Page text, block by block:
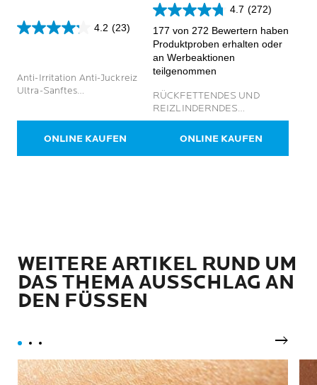
4.2 (23)
4.2
Sternen.
23
Anti-Irritation Anti-Juckreiz
Ultra-Sanftes
ONLINE KAUFEN
4.7 (272)
4.7
von
5
Sternen.
272
177 von 272 Bewertern haben
Produktproben erhalten oder
an Werbeaktionen
teilgenommen
RÜCKFETTENDES UND
REIZLINDERNDES
REINIGUNGSÖL FÜR
GESICHT UND KÖRPER
ONLINE KAUFEN
WEITERE ARTIKEL RUND UM
DAS THEMA AUSSCHLAG AN
DEN FÜSSEN